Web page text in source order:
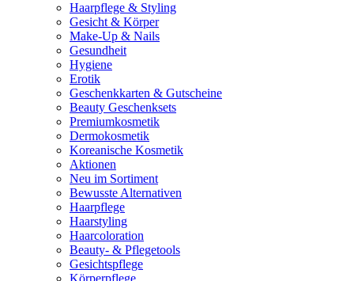
Haarpflege & Styling
Gesicht & Körper
Make-Up & Nails
Gesundheit
Hygiene
Erotik
Geschenkkarten & Gutscheine
Beauty Geschenksets
Premiumkosmetik
Dermokosmetik
Koreanische Kosmetik
Aktionen
Neu im Sortiment
Bewusste Alternativen
Haarpflege
Haarstyling
Haarcoloration
Beauty- & Pflegetools
Gesichtspflege
Körperpflege